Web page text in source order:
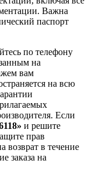
Важна
паспорт
по телефону
на
вам
на всю
Если
и решите
прав
возврат в течение
заказа на